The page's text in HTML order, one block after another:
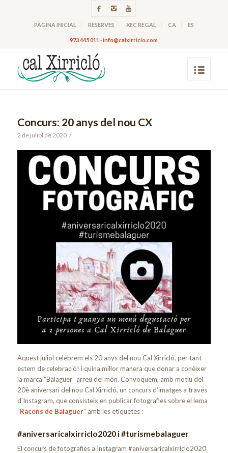
PÀGINA INICIAL RESERVES XEC REGAL CA ES
973 445 011 · info@calxirriclo.com
Concurs: 20 anys del nou CX
2 de juliol de 2020 /
Aquest juliol celebrem els 20 anys del nou Cal Xirricló, per tant
estem de celebració! i quina millor manera que donar a conèixer
la marca “Balaguer” arreu del món. Convoquem, amb motiu del
20è aniversari del nou Cal Xirricló, un concurs d’imatges a través
d’Instagram, que consisteix en publicar fotografies sobre el lema
“Racons de Balaguer” amb les etiquetes :
#aniversaricalxirriclo2020 i #turismebalaguer
El concurs de fotografies a Instagram #aniversaricalxirriclo2020